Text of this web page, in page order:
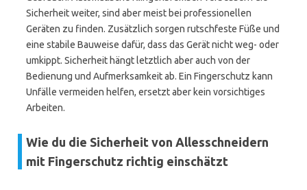
Sicherheit weiter, sind aber meist bei professionellen
Geräten zu finden. Zusätzlich sorgen rutschfeste Füße und
eine stabile Bauweise dafür, dass das Gerät nicht weg- oder
umkippt. Sicherheit hängt letztlich aber auch von der
Bedienung und Aufmerksamkeit ab. Ein Fingerschutz kann
Unfälle vermeiden helfen, ersetzt aber kein vorsichtiges
Arbeiten.
Wie du die Sicherheit von Allesschneidern
mit Fingerschutz richtig einschätzt